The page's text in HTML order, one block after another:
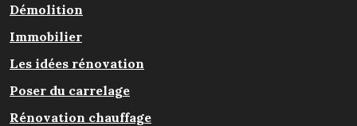
Démolition
Immobilier
Les idées rénovation
Poser du carrelage
Rénovation chauffage